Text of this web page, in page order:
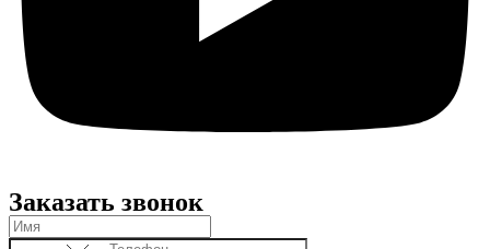
Заказать звонок